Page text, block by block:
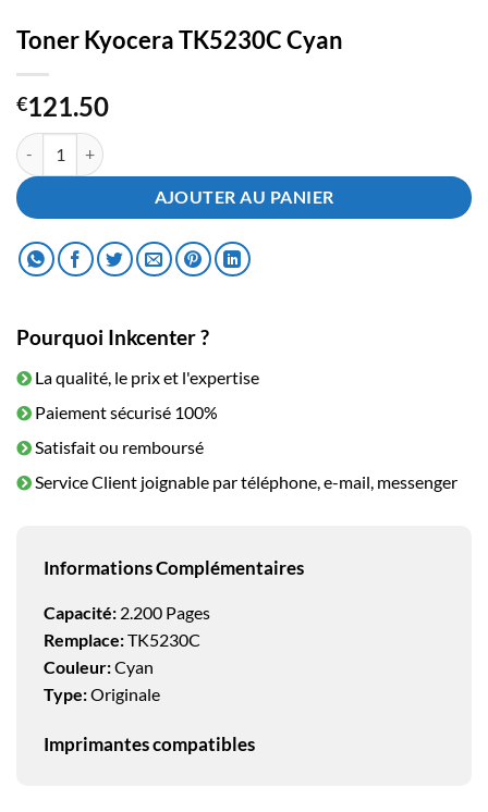
Toner Kyocera TK5230C Cyan
€121.50
quantité de Toner Kyocera TK5230C Cyan
AJOUTER AU PANIER
Pourquoi Inkcenter ?
La qualité, le prix et l'expertise
Paiement sécurisé 100%
Satisfait ou remboursé
Service Client joignable par téléphone, e-mail, messenger
Informations Complémentaires
Capacité: 2.200 Pages
Remplace:TK5230C
Couleur:Cyan
Type:Originale
Imprimantes compatibles